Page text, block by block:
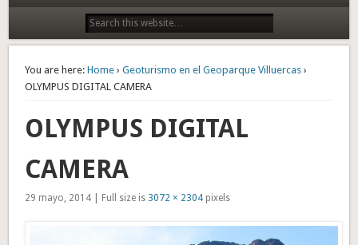
You are here: Home ›Geoturismo en el Geoparque Villuercas ›
OLYMPUS DIGITAL CAMERA
OLYMPUS DIGITAL
CAMERA
29 mayo, 2014 | Full size is 3072 × 2304 pixels